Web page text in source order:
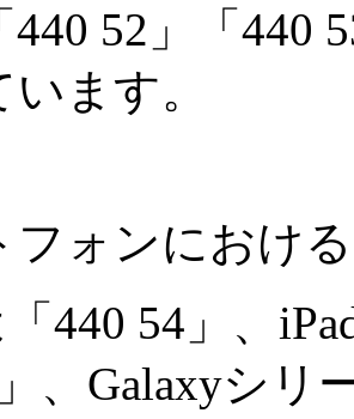
52」「440
ます。
フォンにおけ
「440 54」、
」、Galaxyシ